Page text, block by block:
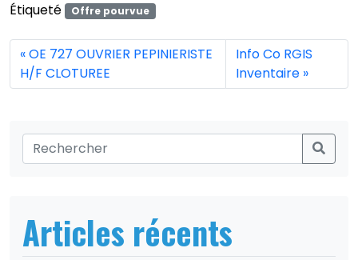
Étiqueté Offre pourvue
OE 727 OUVRIER PEPINIERISTE
H/F CLOTUREE
Info Co RGIS
Inventaire
Articles récents